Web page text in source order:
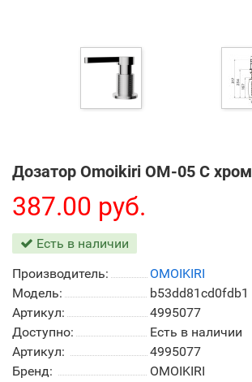
Дозатор Omoikiri OM-05 C хром
387.00 руб.
Есть в наличии
Производитель:
OMOIKIRI
Модель:
b53dd81cd0fdb1
Артикул:
4995077
Доступно:
Есть в наличии
Артикул:
4995077
Бренд:
OMOIKIRI